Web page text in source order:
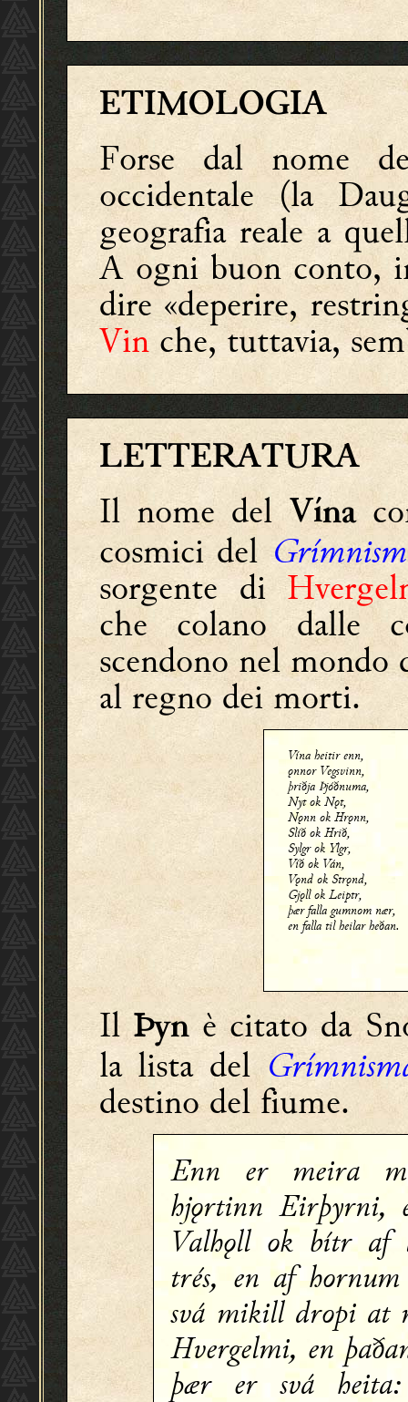
ETIMOLOGIA
Forse dal nome
occidentale (la
geografia reale a
A ogni buon conto,
dire «deperire,
Vinche, tuttavia,
LETTERATURA
Il nome del Vína
cosmici del
sorgente di
che colano dalle
scendono nel
al regno dei morti.
Vína heitir enn,
ǫnnor Vegsvinn,
þriðja Þjóðnuma,
Nyt ok Nǫt,
Nǫnn ok Hrǫnn,
Slíð ok Hrið,
Sylgr ok Ylgr,
Víð ok Ván,
Vǫnd ok Strǫnd,
Gjǫll ok Leiptr,
þær falla gumnom nær,
en falla til heilar heðan.
Il Þynè citato da
la lista del
destino del fiume.
Enn er meira
hjǫrtinn Eirþyrni,
Valhǫll ok bítr af
trés, en af
svá mikill dropi at
Hvergelmi, en
þær er svá